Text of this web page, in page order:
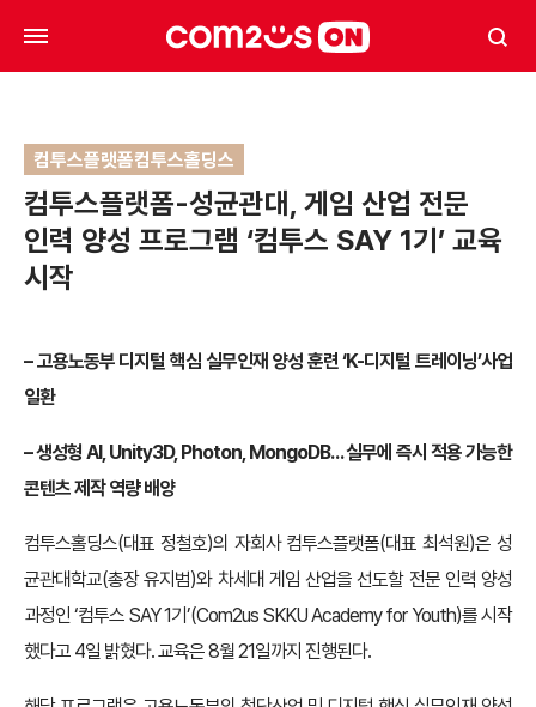
컴투스플랫폼컴투스홀딩스
컴투스플랫폼-성균관대, 게임 산업 전문
인력 양성 프로그램 ‘컴투스 SAY 1기’ 교육
시작
– 고용노동부 디지털 핵심 실무인재 양성 훈련 ‘K-디지털 트레이닝’사업
일환
– 생성형 AI, Unity3D, Photon, MongoDB… 실무에 즉시 적용 가능한
콘텐츠 제작 역량 배양
컴투스홀딩스(대표 정철호)의 자회사 컴투스플랫폼(대표 최석원)은 성
균관대학교(총장 유지범)와 차세대 게임 산업을 선도할 전문 인력 양성
과정인 ‘컴투스 SAY 1기’(Com2us SKKU Academy for Youth)를 시작
했다고 4일 밝혔다. 교육은 8월 21일까지 진행된다.